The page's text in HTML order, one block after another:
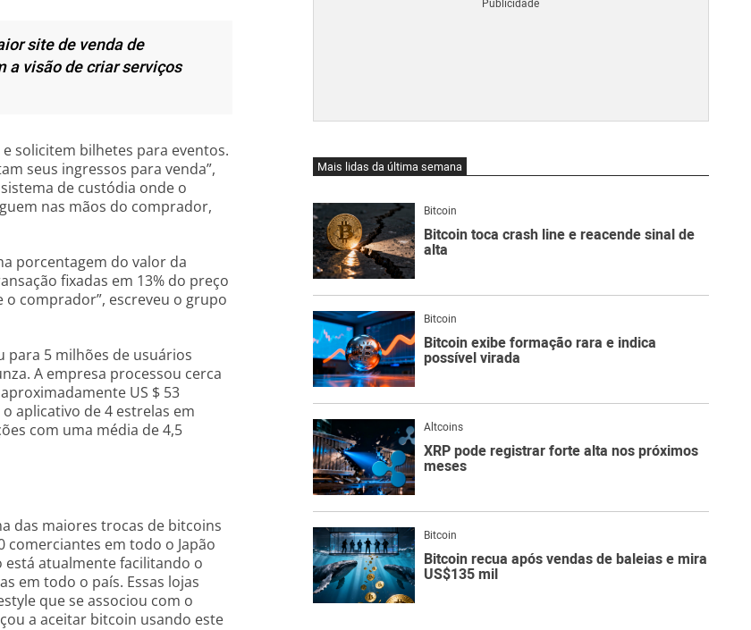
site de venda de
a visão de criar serviços
solicitem bilhetes para eventos.
seus ingressos para venda”,
de custódia onde o
nas mãos do comprador,
porcentagem do valor da
fixadas em 13% do preço
comprador”, escreveu o grupo
para 5 milhões de usuários
A empresa processou cerca
US $ 53
aplicativo de 4 estrelas em
com uma média de 4,5
das maiores trocas de bitcoins
comerciantes em todo o Japão
está atualmente facilitando o
em todo o país. Essas lojas
que se associou com o
a aceitar bitcoin usando este
Mais lidas da última semana
Bitcoin
Bitcoin toca crash line e reacende sinal de
alta
Bitcoin
Bitcoin exibe formação rara e indica
possível virada
Altcoins
XRP pode registrar forte alta nos próximos
meses
Bitcoin
Bitcoin recua após vendas de baleias e mira
US$135 mil